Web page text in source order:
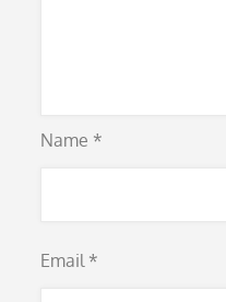
Name *
Email *